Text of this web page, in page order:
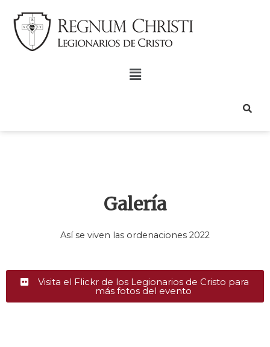
Galería
Así se viven las ordenaciones 2022
Visita el Flickr de los Legionarios de Cristo para
más fotos del evento